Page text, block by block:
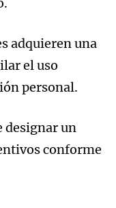
adquieren una
el uso
personal.
designar un
conforme